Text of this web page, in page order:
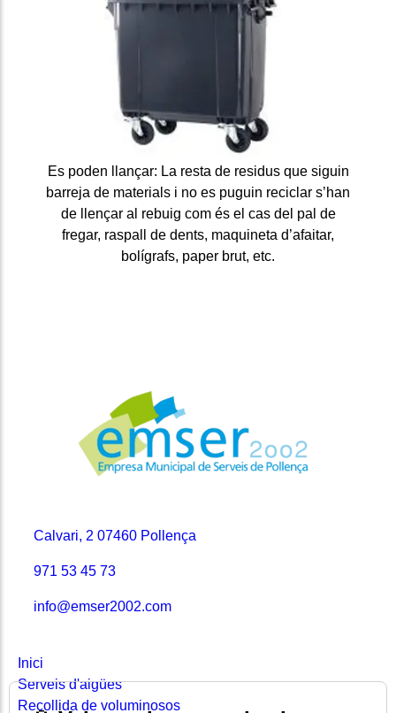
Es poden llançar: La resta de residus que siguin
barreja de materials i no es puguin reciclar s’han
de llençar al rebuig com és el cas del pal de
fregar, raspall de dents, maquineta d’afaitar,
bolígrafs, paper brut, etc.
Calvari, 2 07460 Pollença
971 53 45 73
info@emser2002.com
Inici
Serveis d'aigües
Recollida de voluminosos